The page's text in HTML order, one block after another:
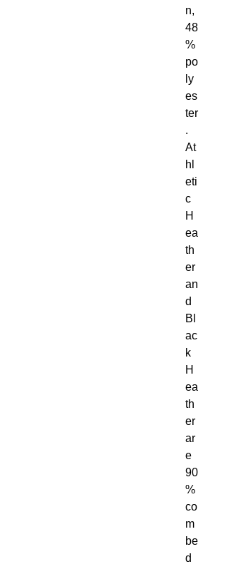
n,
48
%
po
ly
es
ter
.
At
hl
eti
c
H
ea
th
er
an
d
Bl
ac
k
H
ea
th
er
ar
e
90
%
co
m
be
d